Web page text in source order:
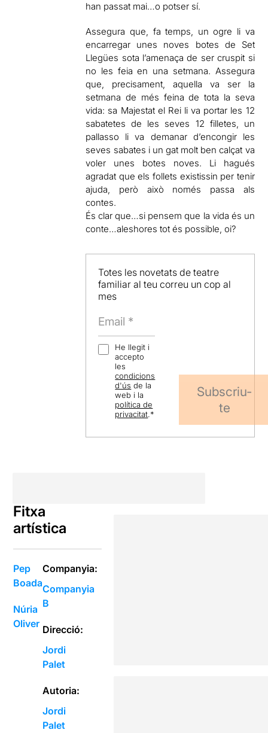
han passat mai…o potser sí.
Assegura que, fa temps, un ogre li va
encarregar unes noves botes de Set
Llegües sota l’amenaça de ser cruspit si
no les feia en una setmana. Assegura
que, precisament, aquella va ser la
setmana de més feina de tota la seva
vida: sa Majestat el Rei li va portar les 12
sabatetes de les seves 12 filletes, un
pallasso li va demanar d’encongir les
seves sabates i un gat molt ben calçat va
voler unes botes noves. Li hagués
agradat que els follets existissin per tenir
ajuda, però això només passa als
contes.
És clar que…si pensem que la vida és un
conte…aleshores tot és possible, oi?
Totes les novetats de teatre
familiar al teu correu un cop al
mes
He llegit i
accepto
les
condicions
d'ús de la
web i la
política de
privacitat.*
Subscriu-
te
Fitxa
artística
Pep
Boada
Núria
Oliver
Companyia:
Companyia
B
Direcció:
Jordi
Palet
Autoria:
Jordi
Palet